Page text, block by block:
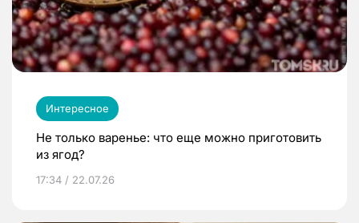
Интересное
Не только варенье: что еще можно приготовить
из ягод?
17:34 / 22.07.26